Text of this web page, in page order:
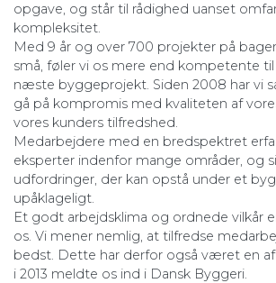
opgave, og står til rådighed uanset
kompleksitet.
Med 9 år og over 700 projekter på
små, føler vi os mere end kompetente
næste byggeprojekt. Siden 2008 har vi
gå på kompromis med kvaliteten af
vores kunders tilfredshed.
Medarbejdere med en bredspektret
eksperter indenfor mange områder, og
udfordringer, der kan opstå under et
upåklageligt.
Et godt arbejdsklima og ordnede vilkår
os. Vi mener nemlig, at tilfredse
bedst. Dette har derfor også været en af
i 2013 meldte os ind i Dansk Byggeri.